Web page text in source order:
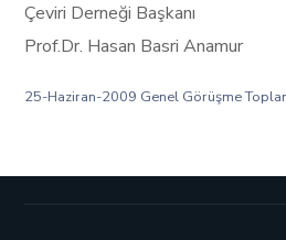
Çeviri Derneği Başkanı
Prof.Dr. Hasan Basri Anamur
25-Haziran-2009 Genel Görüşme